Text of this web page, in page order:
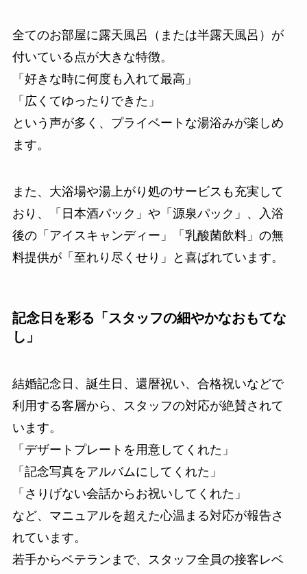
全てのお部屋に露天風呂（または半露天風呂）が
付いている点が大きな特徴。
「好きな時に何度も入れて最高」
「広くてゆったりできた」
という声が多く、プライベートな湯浴みが楽しめ
ます。
また、大浴場や湯上がり処のサービスも充実して
おり、「日本酒パック」や「源泉パック」、入浴
後の「アイスキャンディー」「乳酸菌飲料」の無
料提供が「至れり尽くせり」と喜ばれています。
記念日を彩る「スタッフの細やかなおもてな
し」
結婚記念日、誕生日、還暦祝い、合格祝いなどで
利用する客層から、スタッフの対応が絶賛されて
います。
「デザートプレートを用意してくれた」
「記念写真をアルバムにしてくれた」
「さりげない会話からお祝いしてくれた」
など、マニュアルを超えた心温まる対応が報告さ
れています。
若手からベテランまで、スタッフ全員の接客レベ